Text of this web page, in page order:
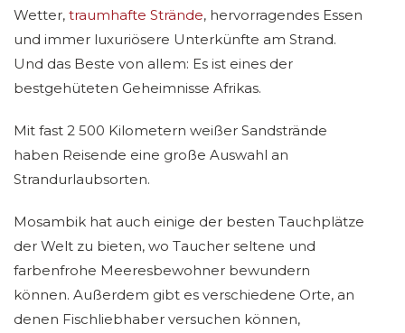
Wetter, traumhafte Strände, hervorragendes Essen
und immer luxuriösere Unterkünfte am Strand.
Und das Beste von allem: Es ist eines der
bestgehüteten Geheimnisse Afrikas.
Mit fast 2 500 Kilometern weißer Sandstrände
haben Reisende eine große Auswahl an
Strandurlaubsorten.
Mosambik hat auch einige der besten Tauchplätze
der Welt zu bieten, wo Taucher seltene und
farbenfrohe Meeresbewohner bewundern
können. Außerdem gibt es verschiedene Orte, an
denen Fischliebhaber versuchen können,